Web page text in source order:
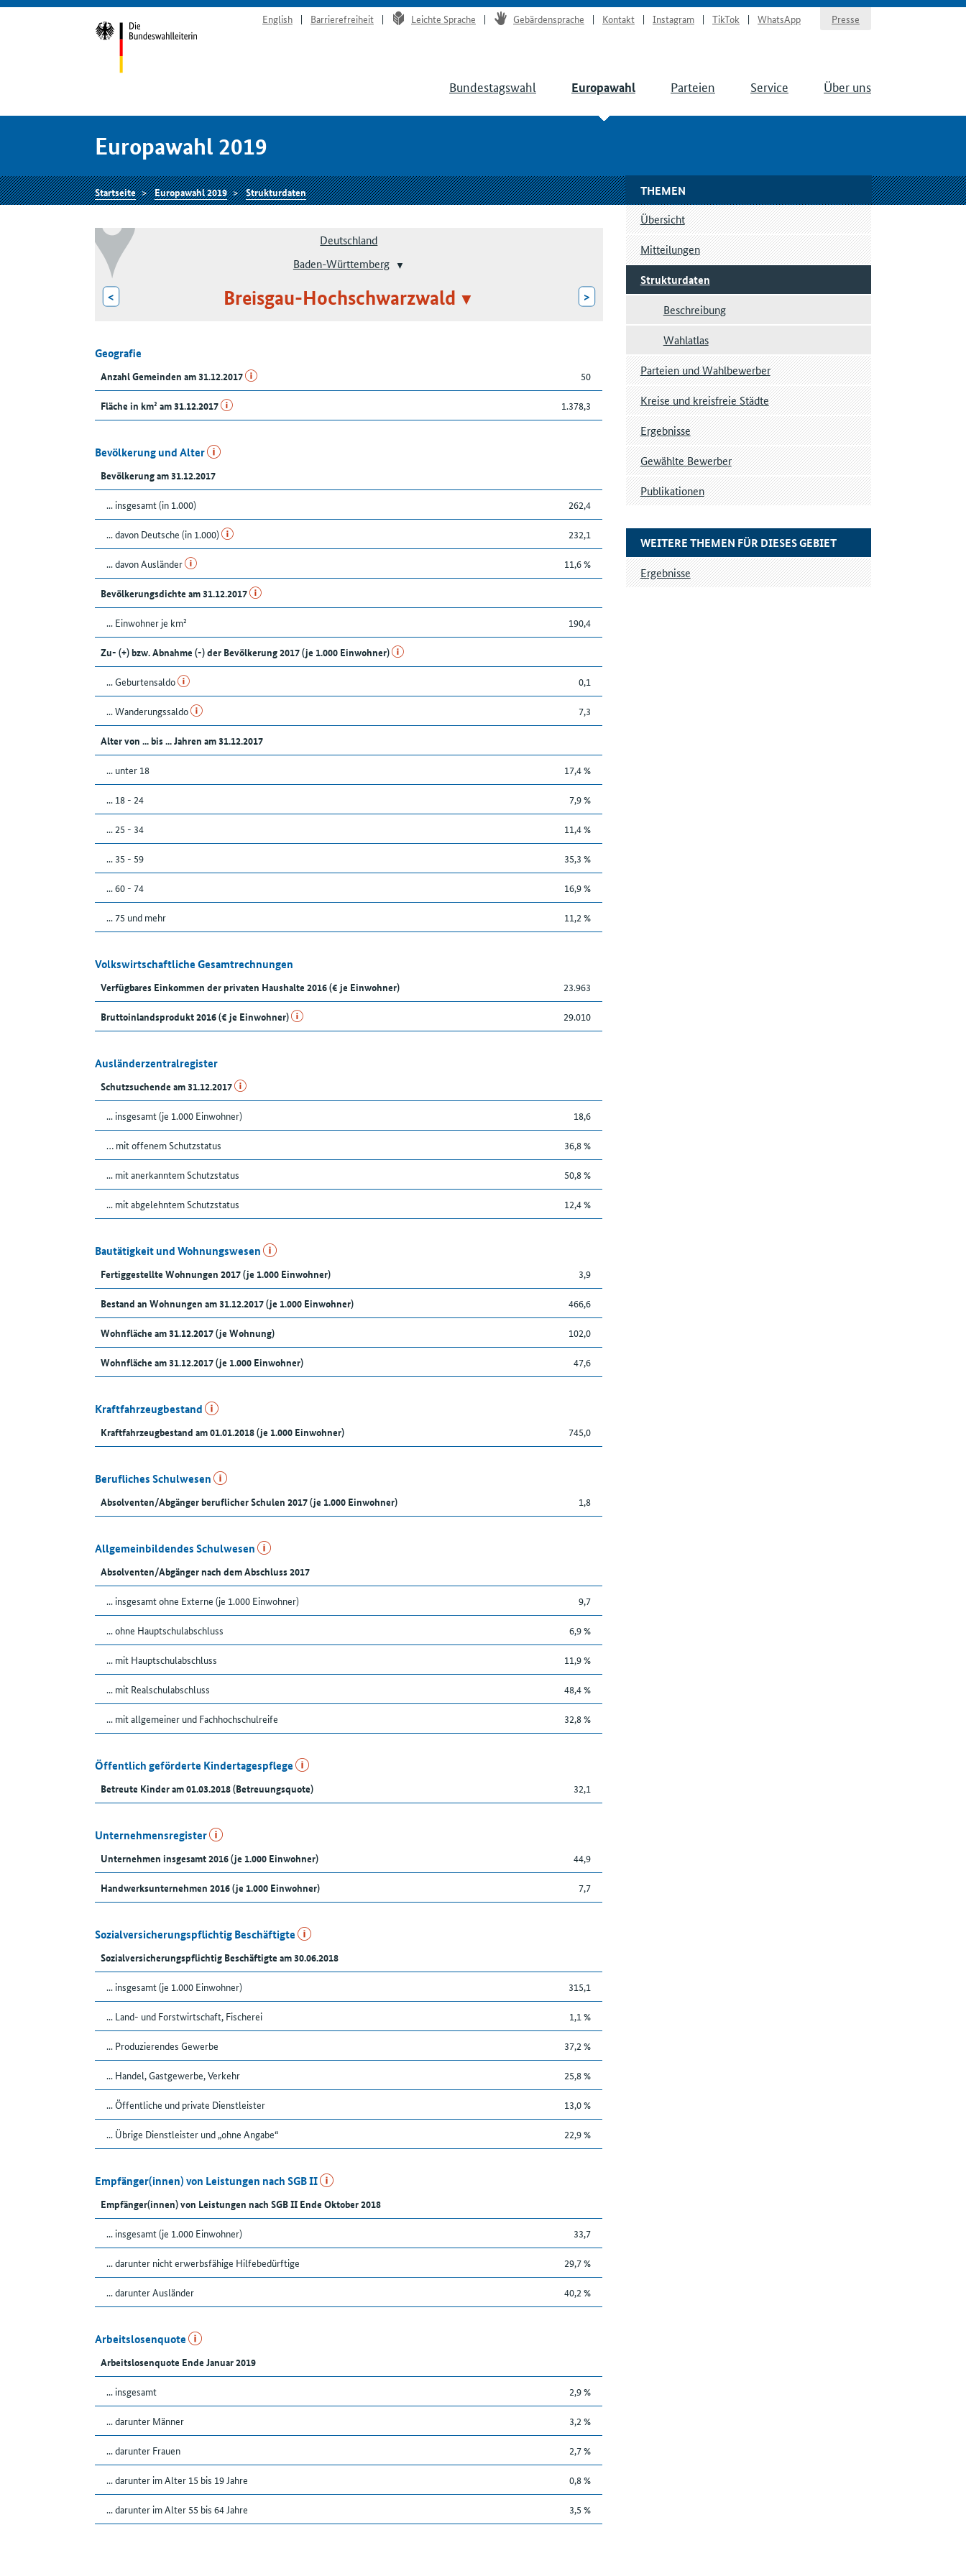
English Barrierefreiheit Leichte Sprache Gebärdensprache Kontakt Instagram TikTok WhatsApp Presse
Bundestagswahl Europawahl Parteien Service Über uns
Europawahl 2019
Startseite Europawahl 2019 Strukturdaten
Deutschland
Baden-Württemberg
< Breisgau-Hochschwarzwald >
Geografie
Anzahl Gemeinden am 31.12.2017 50
Fläche in km² am 31.12.2017 1.378,3
Bevölkerung und Alter
Bevölkerung am 31.12.2017
... insgesamt (in 1.000) 262,4
... davon Deutsche (in 1.000) 232,1
... davon Ausländer 11,6 %
Bevölkerungsdichte am 31.12.2017
... Einwohner je km² 190,4
Zu- (+) bzw. Abnahme (-) der Bevölkerung 2017 (je 1.000 Einwohner)
... Geburtensaldo 0,1
... Wanderungssaldo 7,3
Alter von ... bis ... Jahren am 31.12.2017
... unter 18 17,4 %
... 18 - 24 7,9 %
... 25 - 34 11,4 %
... 35 - 59 35,3 %
... 60 - 74 16,9 %
... 75 und mehr 11,2 %
Volkswirtschaftliche Gesamtrechnungen
Verfügbares Einkommen der privaten Haushalte 2016 (€ je Einwohner) 23.963
Bruttoinlandsprodukt 2016 (€ je Einwohner) 29.010
Ausländerzentralregister
Schutzsuchende am 31.12.2017
... insgesamt (je 1.000 Einwohner) 18,6
… mit offenem Schutzstatus 36,8 %
... mit anerkanntem Schutzstatus 50,8 %
... mit abgelehntem Schutzstatus 12,4 %
Bautätigkeit und Wohnungswesen
Fertiggestellte Wohnungen 2017 (je 1.000 Einwohner) 3,9
Bestand an Wohnungen am 31.12.2017 (je 1.000 Einwohner) 466,6
Wohnfläche am 31.12.2017 (je Wohnung) 102,0
Wohnfläche am 31.12.2017 (je 1.000 Einwohner) 47,6
Kraftfahrzeugbestand
Kraftfahrzeugbestand am 01.01.2018 (je 1.000 Einwohner) 745,0
Berufliches Schulwesen
Absolventen/Abgänger beruflicher Schulen 2017 (je 1.000 Einwohner) 1,8
Allgemeinbildendes Schulwesen
Absolventen/Abgänger nach dem Abschluss 2017
... insgesamt ohne Externe (je 1.000 Einwohner) 9,7
... ohne Hauptschulabschluss 6,9 %
... mit Hauptschulabschluss 11,9 %
... mit Realschulabschluss 48,4 %
... mit allgemeiner und Fachhochschulreife 32,8 %
Öffentlich geförderte Kindertagespflege
Betreute Kinder am 01.03.2018 (Betreuungsquote) 32,1
Unternehmensregister
Unternehmen insgesamt 2016 (je 1.000 Einwohner) 44,9
Handwerksunternehmen 2016 (je 1.000 Einwohner) 7,7
Sozialversicherungspflichtig Beschäftigte
Sozialversicherungspflichtig Beschäftigte am 30.06.2018
... insgesamt (je 1.000 Einwohner) 315,1
... Land- und Forstwirtschaft, Fischerei 1,1 %
... Produzierendes Gewerbe 37,2 %
... Handel, Gastgewerbe, Verkehr 25,8 %
... Öffentliche und private Dienstleister 13,0 %
... Übrige Dienstleister und „ohne Angabe“ 22,9 %
Empfänger(innen) von Leistungen nach SGB II
Empfänger(innen) von Leistungen nach SGB II Ende Oktober 2018
... insgesamt (je 1.000 Einwohner) 33,7
... darunter nicht erwerbsfähige Hilfebedürftige 29,7 %
... darunter Ausländer 40,2 %
Arbeitslosenquote
Arbeitslosenquote Ende Januar 2019
... insgesamt 2,9 %
... darunter Männer 3,2 %
... darunter Frauen 2,7 %
... darunter im Alter 15 bis 19 Jahre 0,8 %
... darunter im Alter 55 bis 64 Jahre 3,5 %
THEMEN
Übersicht
Mitteilungen
Strukturdaten
Beschreibung
Wahlatlas
Parteien und Wahlbewerber
Kreise und kreisfreie Städte
Ergebnisse
Gewählte Bewerber
Publikationen
WEITERE THEMEN FÜR DIESES GEBIET
Ergebnisse